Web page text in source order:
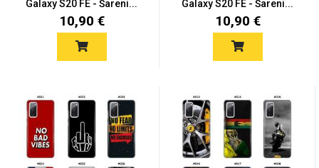
Galaxy S20 FE - Šareni...
10,90 €
Galaxy S20 FE - Šareni...
10,90 €